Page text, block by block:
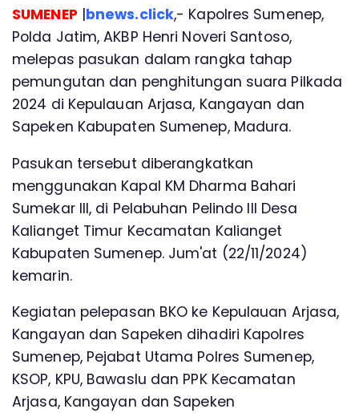
SUMENEP |bnews.click,- Kapolres Sumenep,
Polda Jatim, AKBP Henri Noveri Santoso,
melepas pasukan dalam rangka tahap
pemungutan dan penghitungan suara Pilkada
2024 di Kepulauan Arjasa, Kangayan dan
Sapeken Kabupaten Sumenep, Madura.
Pasukan tersebut diberangkatkan
menggunakan Kapal KM Dharma Bahari
Sumekar III, di Pelabuhan Pelindo III Desa
Kalianget Timur Kecamatan Kalianget
Kabupaten Sumenep. Jum'at (22/11/2024)
kemarin.
Kegiatan pelepasan BKO ke Kepulauan Arjasa,
Kangayan dan Sapeken dihadiri Kapolres
Sumenep, Pejabat Utama Polres Sumenep,
KSOP, KPU, Bawaslu dan PPK Kecamatan
Arjasa, Kangayan dan Sapeken